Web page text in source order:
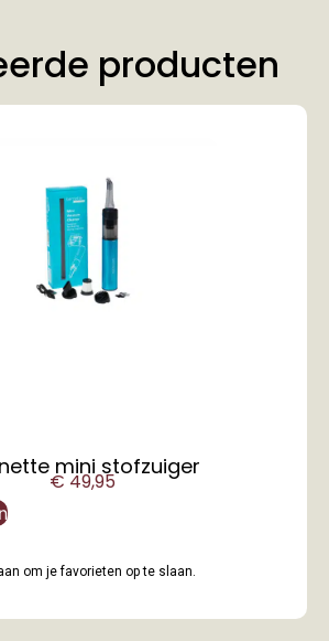
producten
mini stofzuiger
€49,95
om je favorieten op te slaan.